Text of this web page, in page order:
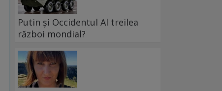
Putin și Occidentul Al treilea
război mondial?